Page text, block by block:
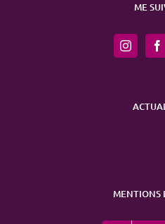
ME
MENTIONS